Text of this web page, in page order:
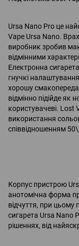
Ursa Nano Pro це
Vape Ursa Nano.
виробник зробив
відмінними
Електронна
гнучкі
хорошу
відмінно підійде як
користувачеві. Lost
використання
співвідношенням
Корпус пристрою
анотомічна форма
відчуття, при цьому
сигарета Ursa Nano
рішеннях, від